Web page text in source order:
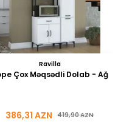
Ravilla
Çox Məqsədli Dolab - Ağ
419,90AZN
386,31 AZN